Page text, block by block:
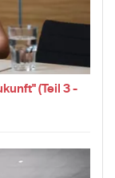
(Teil 3 -